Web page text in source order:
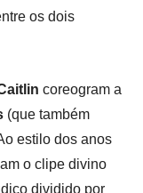
os dois
coreogram a
(que também
estilo dos anos
o clipe divino
dividido por